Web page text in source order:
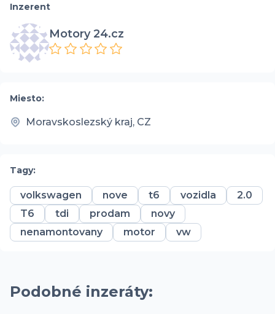
Inzerent
Motory 24.cz
Miesto:
Moravskoslezský kraj, CZ
Tagy:
volkswagen nove t6 vozidla
2.0
T6
tdi prodam
novy
nenamontovany
motor vw
Podobné inzeráty: